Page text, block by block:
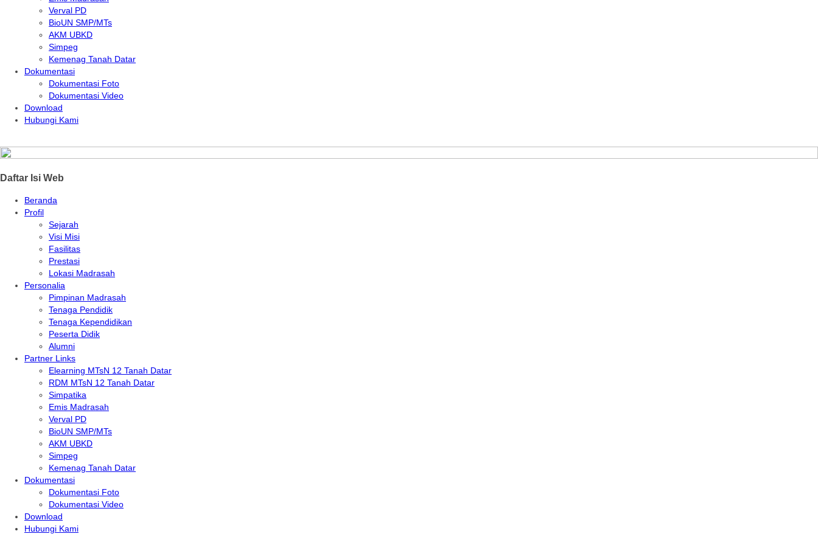
Verval PD
BioUN SMP/MTs
AKM UBKD
Simpeg
Kemenag Tanah Datar
Dokumentasi
Dokumentasi Foto
Dokumentasi Video
Download
Hubungi Kami
Daftar Isi Web
Beranda
Profil
Sejarah
Visi Misi
Fasilitas
Prestasi
Lokasi Madrasah
Personalia
Pimpinan Madrasah
Tenaga Pendidik
Tenaga Kependidikan
Peserta Didik
Alumni
Partner Links
Elearning MTsN 12 Tanah Datar
RDM MTsN 12 Tanah Datar
Simpatika
Emis Madrasah
Verval PD
BioUN SMP/MTs
AKM UBKD
Simpeg
Kemenag Tanah Datar
Dokumentasi
Dokumentasi Foto
Dokumentasi Video
Download
Hubungi Kami